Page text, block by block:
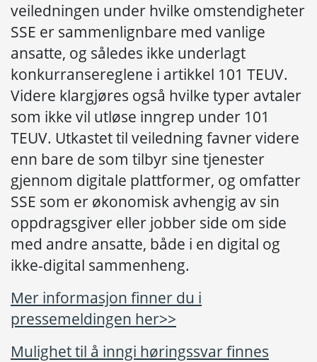
veiledningen under hvilke omstendigheter
SSE er sammenlignbare med vanlige
ansatte, og således ikke underlagt
konkurransereglene i artikkel 101 TEUV.
Videre klargjøres også hvilke typer avtaler
som ikke vil utløse inngrep under 101
TEUV. Utkastet til veiledning favner videre
enn bare de som tilbyr sine tjenester
gjennom digitale plattformer, og omfatter
SSE som er økonomisk avhengig av sin
oppdragsgiver eller jobber side om side
med andre ansatte, både i en digital og
ikke-digital sammenheng.
Mer informasjon finner du i
pressemeldingen her>>
Mulighet til å inngi høringssvar finnes